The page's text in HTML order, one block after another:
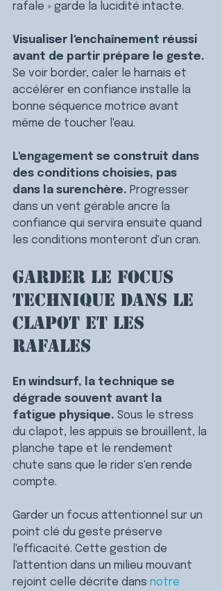
rafale » garde la lucidité intacte.
Visualiser l'enchaînement réussi
avant de partir prépare le geste.
Se voir border, caler le harnais et
accélérer en confiance installe la
bonne séquence motrice avant
même de toucher l'eau.
L'engagement se construit dans
des conditions choisies, pas
dans la surenchère. Progresser
dans un vent gérable ancre la
confiance qui servira ensuite quand
les conditions monteront d'un cran.
Garder le focus
technique dans le
clapot et les
rafales
En windsurf, la technique se
dégrade souvent avant la
fatigue physique. Sous le stress
du clapot, les appuis se brouillent, la
planche tape et le rendement
chute sans que le rider s'en rende
compte.
Garder un focus attentionnel sur un
point clé du geste préserve
l'efficacité. Cette gestion de
l'attention dans un milieu mouvant
rejoint celle décrite dans notre